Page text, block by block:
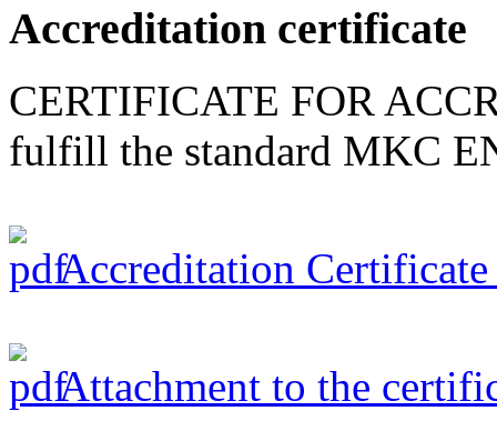
Accreditation certificate
CERTIFICATE FOR
fulfill the standard MKC
Accreditation Certificate
Attachment to the